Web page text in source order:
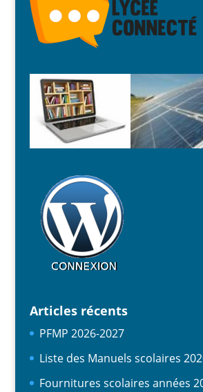
Articles récents
PFMP 2026-2027
Liste des Manuels scolaires
Fournitures scolaires années